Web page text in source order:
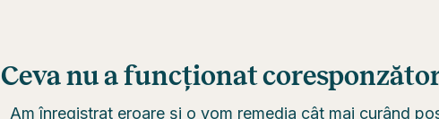
Ceva nu a funcționat
Am înregistrat eroare și o vom remedia cât mai curând